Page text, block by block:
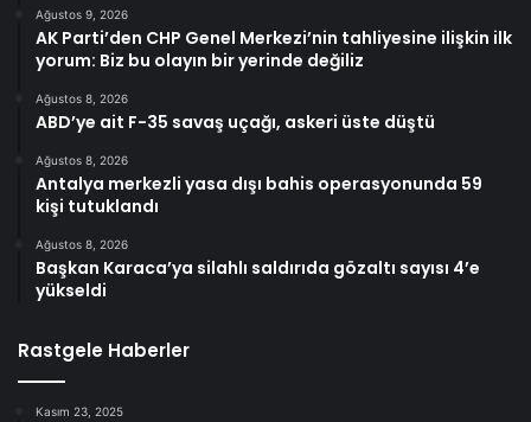
Ağustos 9, 2026
AK Parti’den CHP Genel Merkezi’nin tahliyesine ilişkin ilk
yorum: Biz bu olayın bir yerinde değiliz
Ağustos 8, 2026
ABD’ye ait F-35 savaş uçağı, askeri üste düştü
Ağustos 8, 2026
Antalya merkezli yasa dışı bahis operasyonunda 59
kişi tutuklandı
Ağustos 8, 2026
Başkan Karaca’ya silahlı saldırıda gözaltı sayısı 4’e
yükseldi
Rastgele Haberler
Kasım 23, 2025